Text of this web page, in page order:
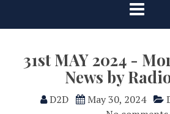
31st MAY 2024 -
News by
D2D May 30, 2024